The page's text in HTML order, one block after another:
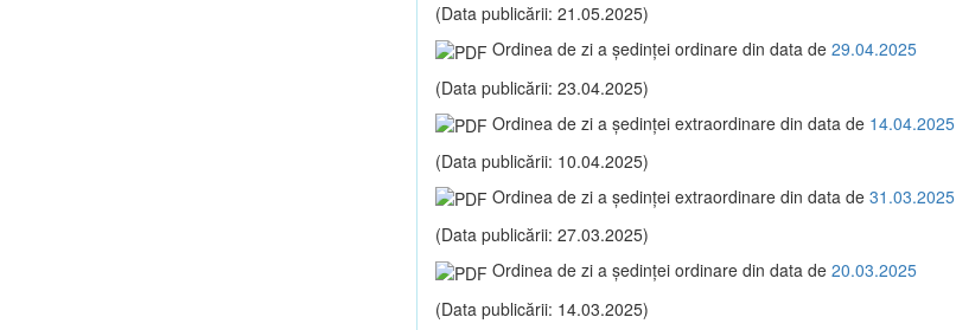
(Data publicării: 21.05.2025)
Ordinea de zi a şedinţei ordinare din data de 29.04.2025
(Data publicării: 23.04.2025)
Ordinea de zi a şedinţei extraordinare din data de 14.04.2025
(Data publicării: 10.04.2025)
Ordinea de zi a şedinţei extraordinare din data de 31.03.2025
(Data publicării: 27.03.2025)
Ordinea de zi a şedinţei ordinare din data de 20.03.2025
(Data publicării: 14.03.2025)